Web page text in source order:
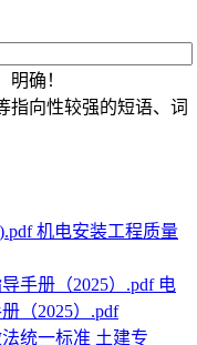
确！
指向性较强的短语、词
机电安装工程质量
电
（2025）.pdf